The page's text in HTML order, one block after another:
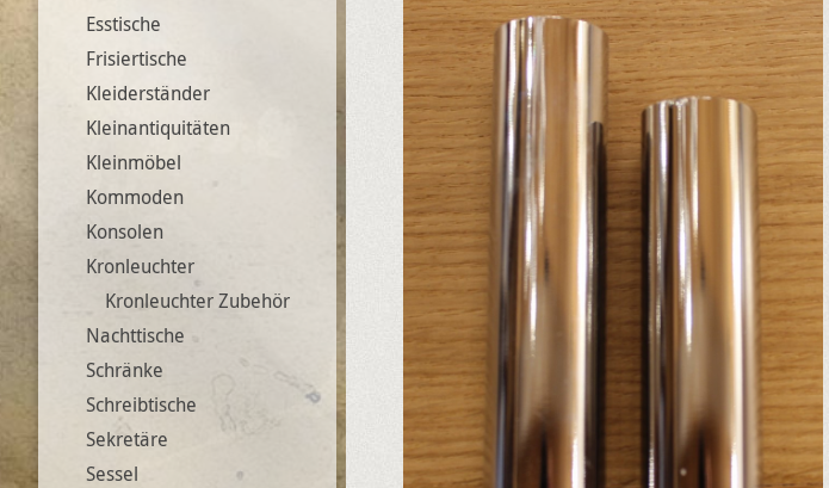
Esstische
Frisiertische
Kleiderständer
Kleinantiquitäten
Kleinmöbel
Kommoden
Konsolen
Kronleuchter
Kronleuchter Zubehör
Nachttische
Schränke
Schreibtische
Sekretäre
Sessel